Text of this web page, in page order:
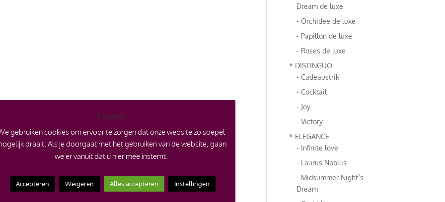
Dream de luxe
- Orchidee de luxe
- Papillon de luxe
- Roses de luxe
* DISTINGUO
- Cadeaustrik
- Cocktail
- Joy
- Victory
* ELEGANCE
- Infinite love
- Laurus Nobilis
- Midsummer Night`s
Dream
Cookies
gebruiken cookies om ervoor te zorgen dat onze website zo soepel
draait. Als je doorgaat met het gebruiken van de website, gaan
we er vanuit dat u hier mee instemt.
Accepteren Weigeren Alles accepteren Instellingen